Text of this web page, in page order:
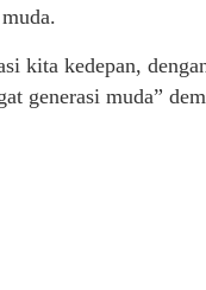
kita kedepan,
generasi muda”